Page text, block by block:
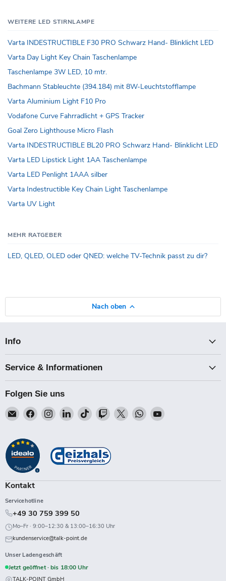
WEITERE LED STIRNLAMPE
Varta INDESTRUCTIBLE F30 PRO Schwarz Hand- Blinklicht LED
Varta Day Light Key Chain Taschenlampe
Taschenlampe 3W LED, 10 mtr.
Bachmann Stableuchte (394.184) mit 8W-Leuchtstofflampe
Varta Aluminium Light F10 Pro
Vodafone Curve Fahrradlicht + GPS Tracker
Goal Zero Lighthouse Micro Flash
Varta INDESTRUCTIBLE BL20 PRO Schwarz Hand- Blinklicht LED
Varta LED Lipstick Light 1AA Taschenlampe
Varta LED Penlight 1AAA silber
Varta Indestructible Key Chain Light Taschenlampe
Varta UV Light
MEHR RATGEBER
LED, QLED, OLED oder QNED: welche TV-Technik passt zu dir?
Nach oben
Info
Service & Informationen
Folgen Sie uns
Email
Talk-
Finden
Sie
auf
Facebook
Finden
Sie
auf
Instagram
Finden
Sie
auf
LinkedIn
Finden
Sie
auf
TikTok
Finden
Sie
Twitch
Finden
Sie
Finden
Sie
Finden
Kontakt
Servicehotline
+49 30 759 399 50
Mo–Fr · 9:00–12:30 & 13:00–16:30 Uhr
kundenservice@talk-point.de
Unser Ladengeschäft
Jetzt geöffnet · bis 18:00 Uhr
TALK-POINT GmbH